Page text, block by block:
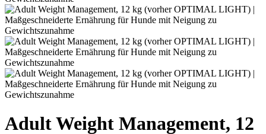
Adult Weight Management, 12